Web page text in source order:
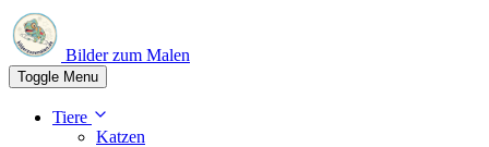
Bilder zum Malen
Toggle Menu
Tiere
Katzen